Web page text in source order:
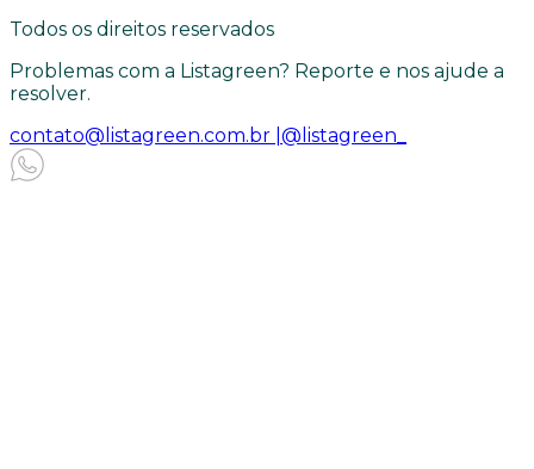
Todos os direitos reservados
Problemas com a Listagreen? Reporte e nos ajude a
resolver.
contato@listagreen.com.br | @listagreen_